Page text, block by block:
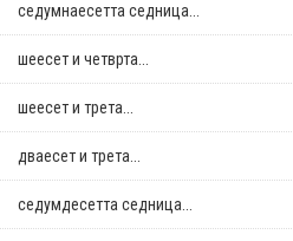
седумнаесетта седница...
шеесет и четврта...
шеесет и трета...
дваесет и трета...
седумдесетта седница...